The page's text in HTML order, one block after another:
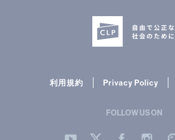
市民と
利用規約 Privacy Policy
FOLLOW US ON